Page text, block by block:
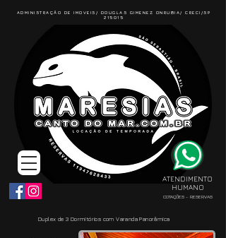
ADMINISTRAÇÃO DE IMOVEIS/ DOUGLAS GIMENEZ ONRUBIA/ CRECI/SP
215015
ATENDIMENTO
HUMANO
COTAÇÕES - RESERVAS
Duplex de 3 Dormitórios com Varanda Panorâmica